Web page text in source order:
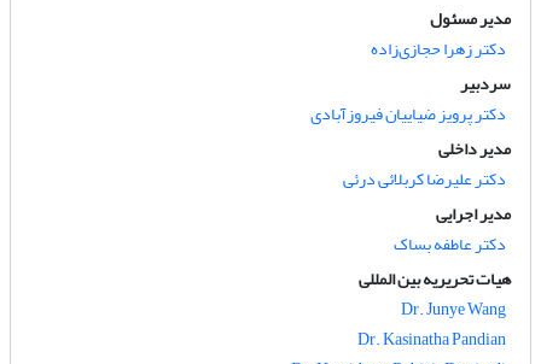
مدیر مسئول
دکتر زهرا حجازی‌زاده
سردبیر
دکتر پرویز ضیاییان فیروزآبادی
مدیر داخلی
دکتر علیرضا کربلائی درئی
مدیر اجرایی
دکتر عاطفه بساک
هیات تحریریه بین المللی
Dr. Junye Wang
Dr. Kasinatha Pandian